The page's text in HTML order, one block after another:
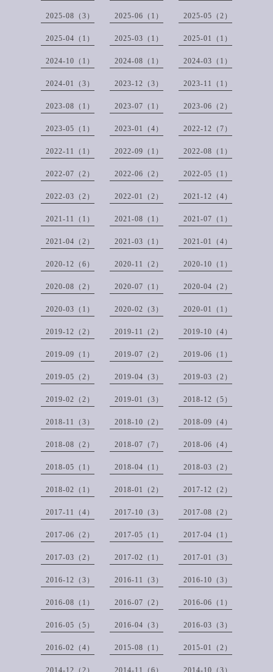
2025-08（3） 2025-06（1） 2025-05（2）
2025-04（1） 2025-03（1） 2025-01（1）
2024-10（1） 2024-08（1） 2024-03（1）
2024-01（3） 2023-12（3） 2023-11（1）
2023-08（1） 2023-07（1） 2023-06（2）
2023-05（1） 2023-01（4） 2022-12（7）
2022-11（1） 2022-09（1） 2022-08（1）
2022-07（2） 2022-06（2） 2022-05（1）
2022-03（2） 2022-01（2） 2021-12（4）
2021-11（1） 2021-08（1） 2021-07（1）
2021-04（2） 2021-03（1） 2021-01（4）
2020-12（6） 2020-11（2） 2020-10（1）
2020-08（2） 2020-07（1） 2020-04（2）
2020-03（1） 2020-02（3） 2020-01（1）
2019-12（2） 2019-11（2） 2019-10（4）
2019-09（1） 2019-07（2） 2019-06（1）
2019-05（2） 2019-04（3） 2019-03（2）
2019-02（2） 2019-01（3） 2018-12（5）
2018-11（3） 2018-10（2） 2018-09（4）
2018-08（2） 2018-07（7） 2018-06（4）
2018-05（1） 2018-04（1） 2018-03（2）
2018-02（1） 2018-01（2） 2017-12（2）
2017-11（4） 2017-10（3） 2017-08（2）
2017-06（2） 2017-05（1） 2017-04（1）
2017-03（2） 2017-02（1） 2017-01（3）
2016-12（3） 2016-11（3） 2016-10（3）
2016-08（1） 2016-07（2） 2016-06（1）
2016-05（5） 2016-04（3） 2016-03（3）
2016-02（4） 2015-08（1） 2015-01（2）
2014-12（2） 2014-11（6） 2014-10（3）